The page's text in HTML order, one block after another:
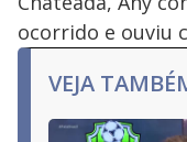
ocorrido e ouviu
VEJA